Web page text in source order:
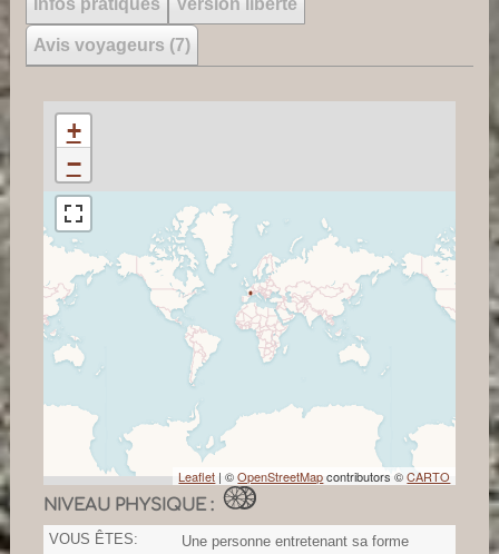
Infos pratiques Version liberté
Avis voyageurs (7)
+
−
Leaflet | ©OpenStreetMapcontributors ©CARTO
NIVEAU PHYSIQUE :
VOUS ÊTES: Une personne entretenant sa forme